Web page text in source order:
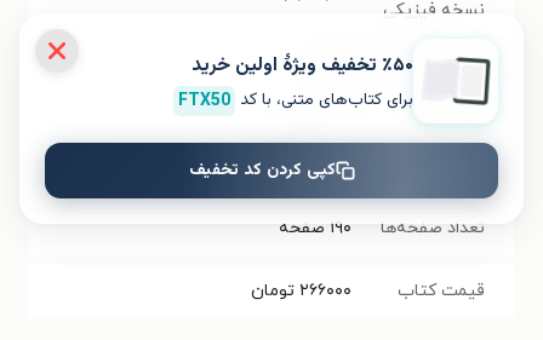
نسخه فیزیکی
فرمت کتاب PDF
۴.۶۱ مگابایت
تعداد صفحه‌ها ۱۹۰ صفحه
قیمت کتاب ۲۶۶۰۰۰ تومان
٪۵۰ تخفیف ویژۀ اولین خرید
برای کتاب‌های متنی، با کد FTX50
کپی کردن کد تخفیف